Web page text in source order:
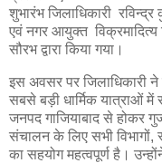
शुभारंभ जिलाधिकारी
एवं नगर आयुक्त
सौरभ द्वारा किया गया।
इस अवसर पर जिलाधिकारी ने
सबसे बड़ी धार्मिक यात्राओं
जनपद गाजियाबाद से होकर
संचालन के लिए सभी विभागों,
का सहयोग महत्वपूर्ण है।